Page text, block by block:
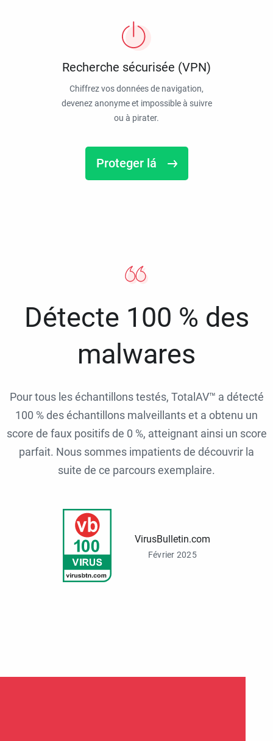
Recherche sécurisée (VPN)
Chiffrez vos données de navigation,
devenez anonyme et impossible à suivre
ou à pirater.
Proteger lá
Détecte 100 % des
malwares
Pour tous les échantillons testés, TotalAV™ a détecté
100 % des échantillons malveillants et a obtenu un
score de faux positifs de 0 %, atteignant ainsi un score
parfait. Nous sommes impatients de découvrir la
suite de ce parcours exemplaire.
VirusBulletin.com
Février 2025